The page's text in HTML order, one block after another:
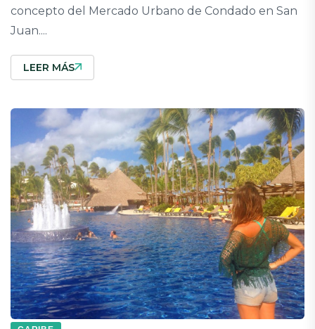
concepto del Mercado Urbano de Condado en San
Juan....
LEER MÁS